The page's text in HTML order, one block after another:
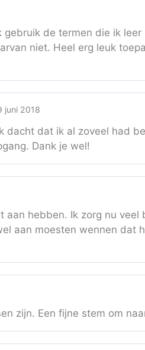
gebruik de termen die ik
niet. Heel erg leuk
juni 2018
dacht dat ik al zoveel had
Dank je wel!
aan hebben. Ik zorg nu
aan moesten wennen dat
zijn. Een fijne stem om